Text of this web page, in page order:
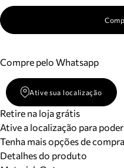
Compre pelo Whatsapp
Ative sua localização
Retire na loja grátis
Ative a localização para
Tenha mais opções de
Detalhes do produto